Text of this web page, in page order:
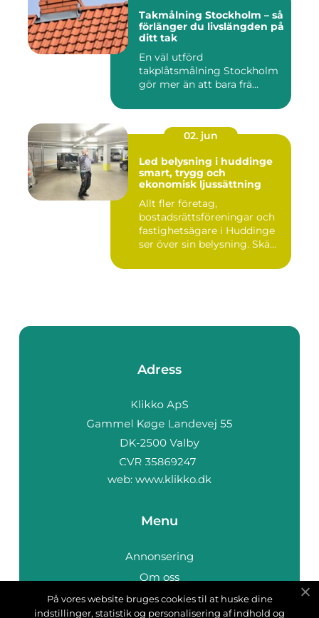
Takmålning Stockholm – så
förlänger du livslängden på
ditt tak
En väl utförd
takplåtsmålning Stockholm
gör mer än att bara frä...
02. jun
Led belysning i huddinge
smart, trygg och
ekonomisk ljussättning
Allt fler företag,
bostadsrättsföreningar och
fastighetsägare i Huddinge
ser över sin belysning. Skä...
Adress
web: www.klikko.dk
Menu
Annonsering
Om oss
Cookies
På vores website bruges cookies til at huske dine
indstillinger, statistik og personalisering af indhold og